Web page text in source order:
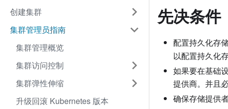
创建集群
集群管理员指南
集群管理概览
集群访问控制
集群弹性伸缩
升级回滚 Kubernetes 版本
先决条件
配置持久化存
以配置持久化存
如果要在基础
提供商。并且
确保存储提供